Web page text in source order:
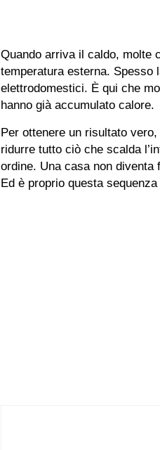
Quando arriva il caldo, molte
temperatura esterna.
elettrodomestici. È qui che
hanno già accumulato calore.
Per ottenere un risultato
ridurre tutto ciò che scalda
ordine. Una casa non
Ed è proprio questa